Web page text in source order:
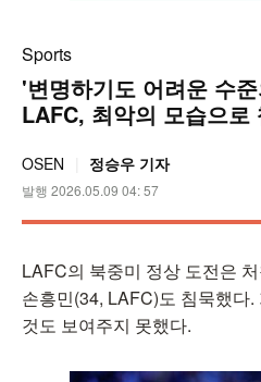
Sports
'변명하기도 어려운 수
LAFC, 최악의 모습으로
OSEN 정승우 기자
발행 2026.05.09 04: 57
LAFC의 북중미 정상 도전은
손흥민(34, LAFC)도 침묵했다
것도 보여주지 못했다.